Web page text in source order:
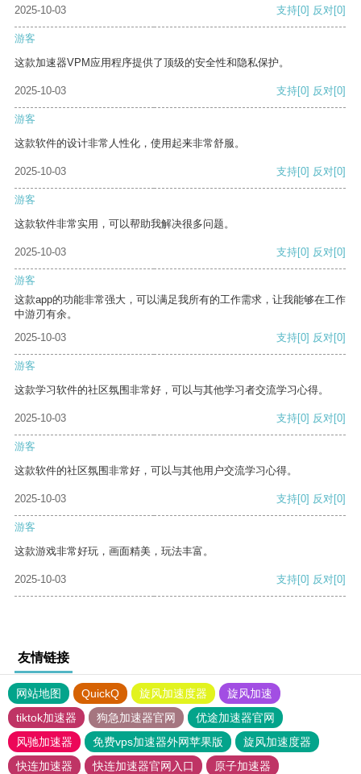
2025-10-03
支持[0] 反对[0]
游客
这款加速器VPM应用程序提供了顶级的安全性和隐私保护。
2025-10-03 支持[0] 反对[0]
游客
这款软件的设计非常人性化，使用起来非常舒服。
2025-10-03 支持[0] 反对[0]
游客
这款软件非常实用，可以帮助我解决很多问题。
2025-10-03 支持[0] 反对[0]
游客
这款app的功能非常强大，可以满足我所有的工作需求，让我能够在工作
中游刃有余。
2025-10-03
支持[0] 反对[0]
游客
这款学习软件的社区氛围非常好，可以与其他学习者交流学习心得。
2025-10-03 支持[0] 反对[0]
游客
这款软件的社区氛围非常好，可以与其他用户交流学习心得。
2025-10-03 支持[0] 反对[0]
游客
这款游戏非常好玩，画面精美，玩法丰富。
2025-10-03 支持[0] 反对[0]
友情链接
网站地图 QuickQ 旋风加速度器
旋风加速
tiktok加速器
狗急加速器官网
优途加速器官网
风驰加速器
免费vps加速器外网苹果版
旋风加速度器
快连加速器
快连加速器官网入口 原子加速器